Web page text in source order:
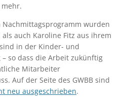
mehr.
wurden
auch Karoline Fitz aus ihrem
in der Kinder- und
– so dass die Arbeit zukünftig
Mitarbeiter
Auf der Seite des GWBB sind
neu ausgeschrieben.